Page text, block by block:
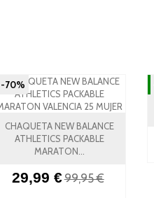
-70%
CHAQUETA NEW BALANCE
ATHLETICS PACKABLE
MARATON...
29,99 €99,95 €